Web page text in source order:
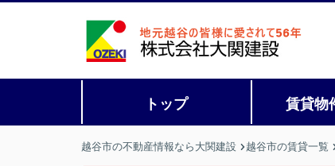
トップ 賃貸物
越谷市の不動産情報なら大関建設 越谷市の賃貸一覧